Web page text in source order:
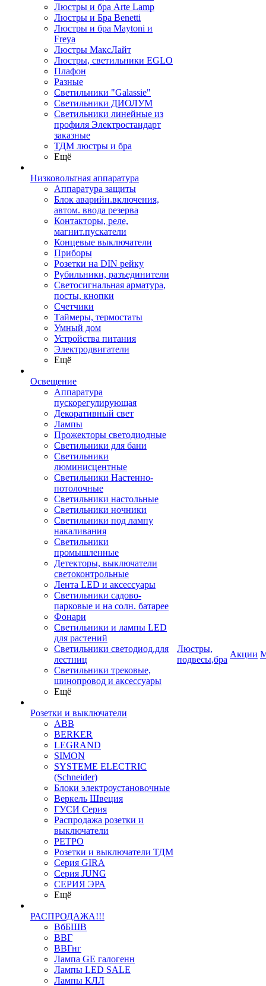
Люстры и бра Arte Lamp
Люстры и Бра Benetti
Люстры и бра Maytoni и
Freya
Люстры МаксЛайт
Люстры, светильники EGLO
Плафон
Разные
Светильники "Galassie"
Светильники ДИОЛУМ
Светильники линейные из
профиля Электростандарт
заказные
ТДМ люстры и бра
Ещё
Низковольтная аппаратура
Аппаратура защиты
Блок аварийн.включения,
автом. ввода резерва
Контакторы, реле,
магнит.пускатели
Концевые выключатели
Приборы
Розетки на DIN рейку
Рубильники, разъединители
Светосигнальная арматура,
посты, кнопки
Счетчики
Таймеры, термостаты
Умный дом
Устройства питания
Электродвигатели
Ещё
Освещение
Аппаратура
пускорегулирующая
Декоративный свет
Лампы
Прожекторы светодиодные
Светильники для бани
Светильники
люминисцентные
Светильники Настенно-
потолочные
Светильники настольные
Светильники ночники
Светильники под лампу
накаливания
Светильники
промышленные
Детекторы, выключатели
светоконтрольные
Лента LED и аксессуары
Светильники садово-
парковые и на солн. батарее
Фонари
Светильники и лампы LED
для растений
Светильники светодиод.для
лестниц
Светильники трековые,
шинопровод и аксессуары
Ещё
Розетки и выключатели
ABB
BERKER
LEGRAND
SIMON
SYSTEME ELECTRIC
(Schneider)
Блоки электроустановочные
Веркель Швеция
ГУСИ Серия
Распродажа розетки и
выключатели
РЕТРО
Розетки и выключатели ТДМ
Серия GIRA
Серия JUNG
СЕРИЯ ЭРА
Ещё
РАСПРОДАЖА!!!
ВбБШВ
ВВГ
ВВГнг
Лампа GE галогенн
Лампы LED SALE
Лампы КЛЛ
Люстры,
подвесы,бра
Акции